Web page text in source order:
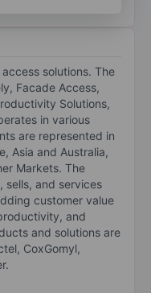
solutions. The
Facade Access,
Solutions,
in various
are represented in
Asia and Australia,
Markets. The
sells, and services
customer value
and
and solutions are
CoxGomyl,